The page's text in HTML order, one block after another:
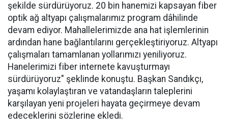
şekilde sürdürüyoruz. 20 bin hanemizi kapsayan fiber
optik ağ altyapı çalışmalarımız program dâhilinde
devam ediyor. Mahallelerimizde ana hat işlemlerinin
ardından hane bağlantılarını gerçekleştiriyoruz. Altyapı
çalışmaları tamamlanan yollarımızı yeniliyoruz.
Hanelerimizi fiber internete kavuşturmayı
sürdürüyoruz" şeklinde konuştu. Başkan Sandıkçı,
yaşamı kolaylaştıran ve vatandaşların taleplerini
karşılayan yeni projeleri hayata geçirmeye devam
edeceklerini sözlerine ekledi.